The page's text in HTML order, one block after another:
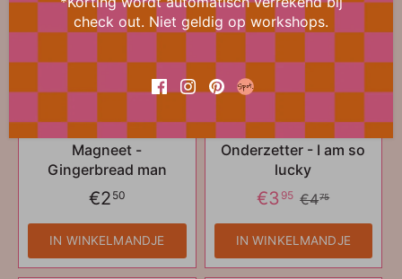
Magneet -
Gingerbread man
€2 50
IN WINKELMANDJE
Onderzetter - I am so
lucky
€3 95 €475
IN WINKELMANDJE
check out. Niet geldig op workshops.